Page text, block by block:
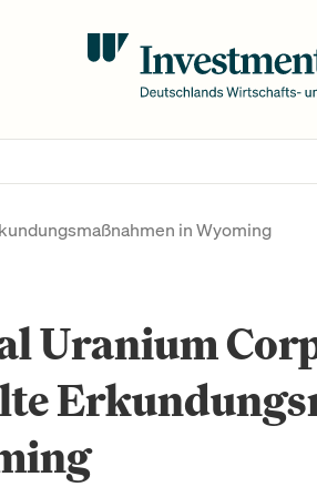
in Wyoming
Uranium